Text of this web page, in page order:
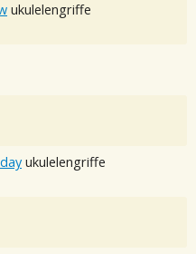
ukulelengriffe
ukulelengriffe